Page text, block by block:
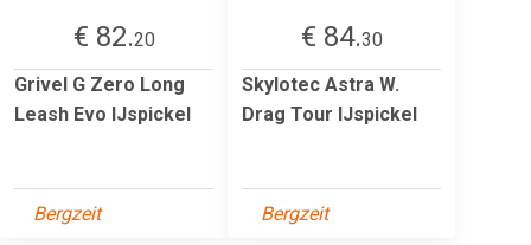
€ 82.20
Grivel G Zero Long
Leash Evo IJspickel
Bergzeit
€ 84.30
Skylotec Astra W.
Drag Tour IJspickel
Bergzeit